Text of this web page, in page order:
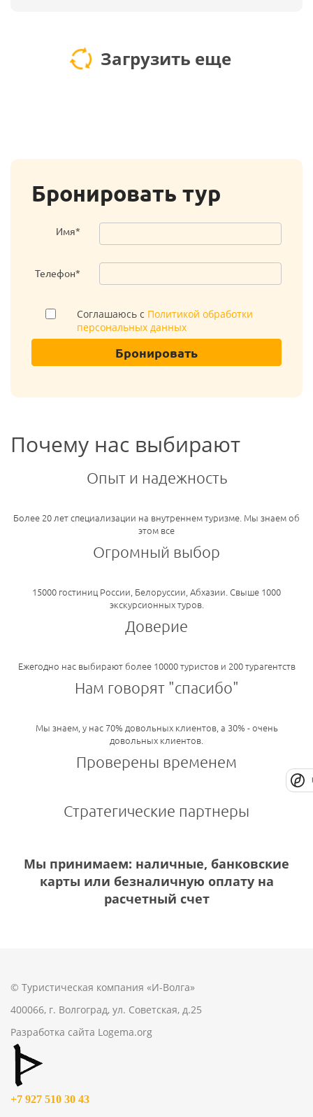
Загрузить еще
Бронировать тур
Имя*
Телефон*
Соглашаюсь с Политикой обработки
персональных данных
Бронировать
Почему нас выбирают
Опыт и надежность
Более 20 лет специализации на внутреннем туризме. Мы знаем об
этом все
Огромный выбор
15000 гостиниц России, Белоруссии, Абхазии. Свыше 1000
экскурсионных туров.
Доверие
Ежегодно нас выбирают более 10000 туристов и 200 турагентств
Нам говорят "спасибо"
Мы знаем, у нас 70% довольных клиентов, а 30% - очень
довольных клиентов.
Проверены временем
Стратегические партнеры
Мы принимаем: наличные, банковские
карты или безналичную оплату на
расчетный счет
© Туристическая компания «И-Волга»
400066, г. Волгоград, ул. Советская, д.25
Разработка сайта Logema.org
+7 927 510 30 43